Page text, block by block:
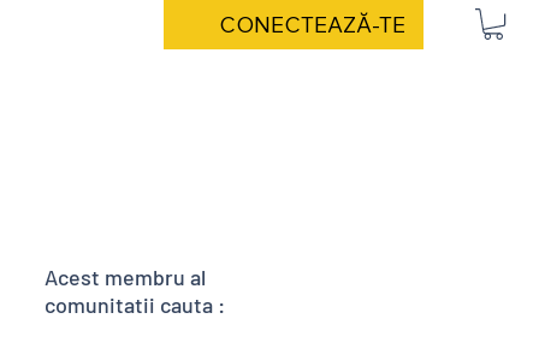
CONECTEAZĂ-TE
Acest membru al
comunitatii cauta :